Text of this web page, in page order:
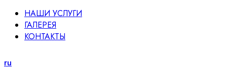
НАШИ УСЛУГИ
ГАЛЕРЕЯ
КОНТАКТЫ
ru